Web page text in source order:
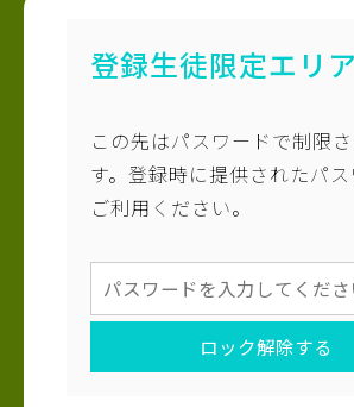
登録生徒限定エリア
この先はパスワードで制限
す。登録時に提供されたパ
ご利用ください。
ロック解除する